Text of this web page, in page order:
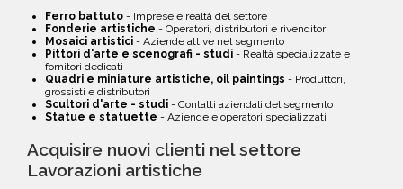
Ferro battuto - Imprese e realtà del settore
Fonderie artistiche - Operatori, distributori e rivenditori
Mosaici artistici - Aziende attive nel segmento
Pittori d'arte e scenografi - studi - Realtà specializzate e
fornitori dedicati
Quadri e miniature artistiche, oil paintings - Produttori,
grossisti e distributori
Scultori d'arte - studi - Contatti aziendali del segmento
Statue e statuette - Aziende e operatori specializzati
Acquisire nuovi clienti nel settore
Lavorazioni artistiche